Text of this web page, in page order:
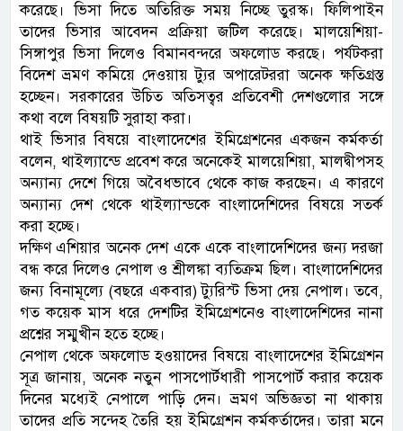
করেছে। ভিসা দিতে অতিরিক্ত সময় নিচ্ছে তুরস্ক। ফিলিপাইন
তাদের ভিসার আবেদন প্রক্রিয়া জটিল করেছে। মালয়েশিয়া-
সিঙ্গাপুর ভিসা দিলেও বিমানবন্দরে অফলোড করছে। পর্যটকরা
বিদেশ ভ্রমণ কমিয়ে দেওয়ায় ট্যুর অপারেটররা অনেক ক্ষতিগ্রস্ত
হচ্ছেন। সরকারের উচিত অতিসত্বর প্রতিবেশী দেশগুলোর সঙ্গে
কথা বলে বিষয়টি সুরাহা করা।
থাই ভিসার বিষয়ে বাংলাদেশের ইমিগ্রেশনের একজন কর্মকর্তা
বলেন, থাইল্যান্ডে প্রবেশ করে অনেকেই মালয়েশিয়া, মালদ্বীপসহ
অন্যান্য দেশে গিয়ে অবৈধভাবে থেকে কাজ করছেন। এ কারণে
অন্যান্য দেশ থেকে থাইল্যান্ডকে বাংলাদেশিদের বিষয়ে সতর্ক
করা হচ্ছে।
দক্ষিণ এশিয়ার অনেক দেশ একে একে বাংলাদেশিদের জন্য দরজা
বন্ধ করে দিলেও নেপাল ও শ্রীলঙ্কা ব্যতিক্রম ছিল। বাংলাদেশিদের
জন্য বিনামূল্যে (বছরে একবার) ট্যুরিস্ট ভিসা দেয় নেপাল। তবে,
গত কয়েক মাস ধরে দেশটির ইমিগ্রেশনেও বাংলাদেশিদের নানা
প্রশ্নের সম্মুখীন হতে হচ্ছে।
নেপাল থেকে অফলোড হওয়াদের বিষয়ে বাংলাদেশের ইমিগ্রেশন
সূত্র জানায়, অনেক নতুন পাসপোর্টধারী পাসপোর্ট করার কয়েক
দিনের মধ্যেই নেপালে পাড়ি দেন। ভ্রমণ অভিজ্ঞতা না থাকায়
তাদের প্রতি সন্দেহ তৈরি হয় ইমিগ্রেশন কর্মকর্তাদের। তারা মনে